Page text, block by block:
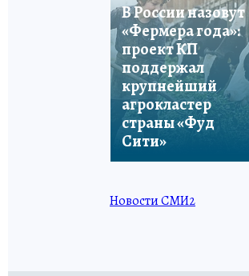
В России назовут
«Фермера года»:
проект КП
поддержал
крупнейший
агрокластер
страны «Фуд
Сити»
Новости СМИ2